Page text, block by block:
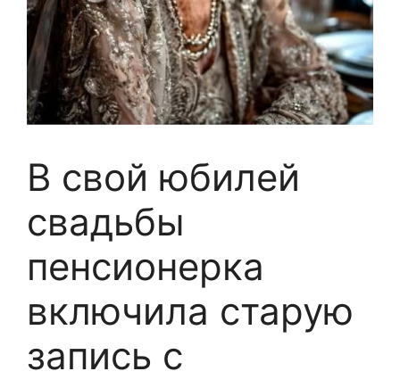
В свой юбилей
свадьбы
пенсионерка
включила старую
запись с